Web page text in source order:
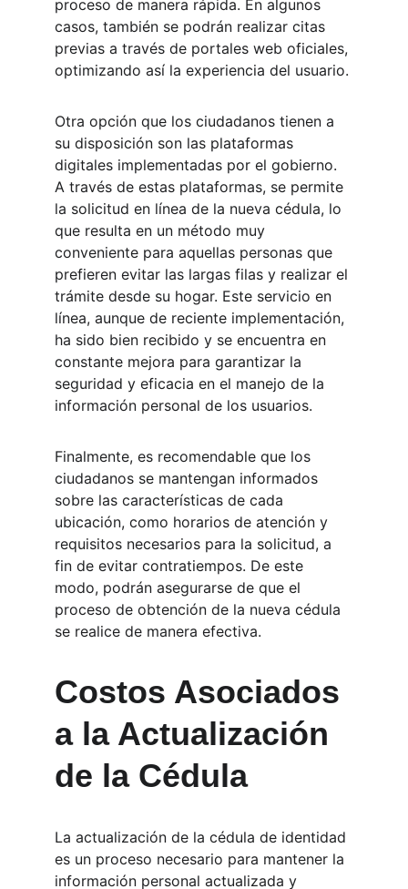
proceso de manera rápida. En algunos
casos, también se podrán realizar citas
previas a través de portales web oficiales,
optimizando así la experiencia del usuario.
Otra opción que los ciudadanos tienen a
su disposición son las plataformas
digitales implementadas por el gobierno.
A través de estas plataformas, se permite
la solicitud en línea de la nueva cédula, lo
que resulta en un método muy
conveniente para aquellas personas que
prefieren evitar las largas filas y realizar el
trámite desde su hogar. Este servicio en
línea, aunque de reciente implementación,
ha sido bien recibido y se encuentra en
constante mejora para garantizar la
seguridad y eficacia en el manejo de la
información personal de los usuarios.
Finalmente, es recomendable que los
ciudadanos se mantengan informados
sobre las características de cada
ubicación, como horarios de atención y
requisitos necesarios para la solicitud, a
fin de evitar contratiempos. De este
modo, podrán asegurarse de que el
proceso de obtención de la nueva cédula
se realice de manera efectiva.
Costos Asociados
a la Actualización
de la Cédula
La actualización de la cédula de identidad
es un proceso necesario para mantener la
información personal actualizada y